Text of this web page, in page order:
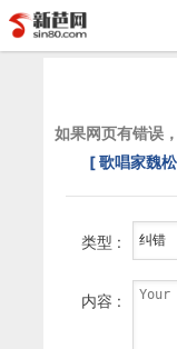
如果网页有错误
[ 歌唱家魏
类型 :
内容 :